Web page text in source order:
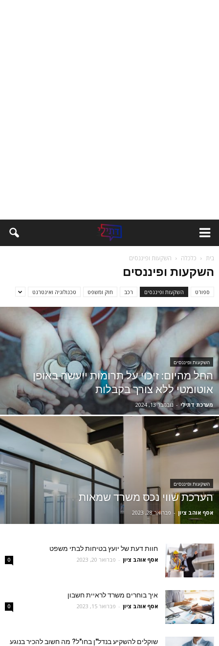
בית כלכלה השקעות ופיננסים
השקעות ופיננסים
ספורט השקעות ופיננסים רכב חוק ומשפט טכנולוגיה ואינטרנט
השקעות ופיננסים
החל מהיום: זיכוי על תרומות ייעשה באופן
אוטומטי ללא צורך בקבלות
מערכת דתילי - נובמבר 13, 2024
השקעות ופיננסים
הערכת שווי נכס משרד שמאות
אסף אוהב ציון - פברואר 28, 2023
חוות דעת של יועץ בטיחות לבתי משפט
אסף אוהב ציון - פברואר 20, 2023 0
איך בוחרים משרד לראיית חשבון
אסף אוהב ציון - פברואר 15, 2023 0
שוקלים להשקיע בנדל"ן בחו"ל? מה חשוב להכיר בנוגע